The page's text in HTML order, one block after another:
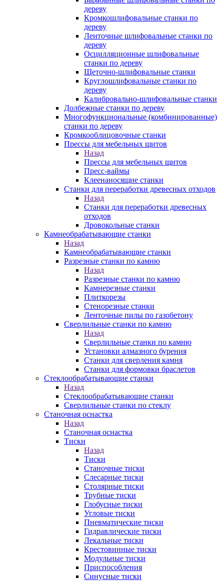
дереву
Кромкошлифовальные станки по
дереву
Ленточные шлифовальные станки по
дереву
Осцилляционные шлифовальные
станки по дереву
Щеточно-шлифовальные станки
Круглошлифовальные станки по
дереву
Калибровально-шлифовальные станки
Долбежные станки по дереву
Многофункциональные (комбинированные)
станки по дереву
Кромкооблицовочные станки
Прессы для мебельных щитов
Назад
Прессы для мебельных щитов
Пресс-ваймы
Клеенаносящие станки
Станки для переработки древесных отходов
Назад
Станки для переработки древесных
отходов
Дровокольные станки
Камнеобрабатывающие станки
Назад
Камнеобрабатывающие станки
Разрезные станки по камню
Назад
Разрезные станки по камню
Камнерезные станки
Плиткорезы
Стенорезные станки
Ленточные пилы по газобетону
Сверлильные станки по камню
Назад
Сверлильные станки по камню
Установки алмазного бурения
Станки для сверления камня
Станки для формовки браслетов
Стеклообрабатывающие станки
Назад
Стеклообрабатывающие станки
Сверлильные станки по стеклу
Станочная оснастка
Назад
Станочная оснастка
Тиски
Назад
Тиски
Станочные тиски
Слесарные тиски
Столярные тиски
Трубные тиски
Глобусные тиски
Угловые тиски
Пневматические тиски
Гидравлические тиски
Лекальные тиски
Крестовинные тиски
Модульные тиски
Приспособления
Синусные тиски